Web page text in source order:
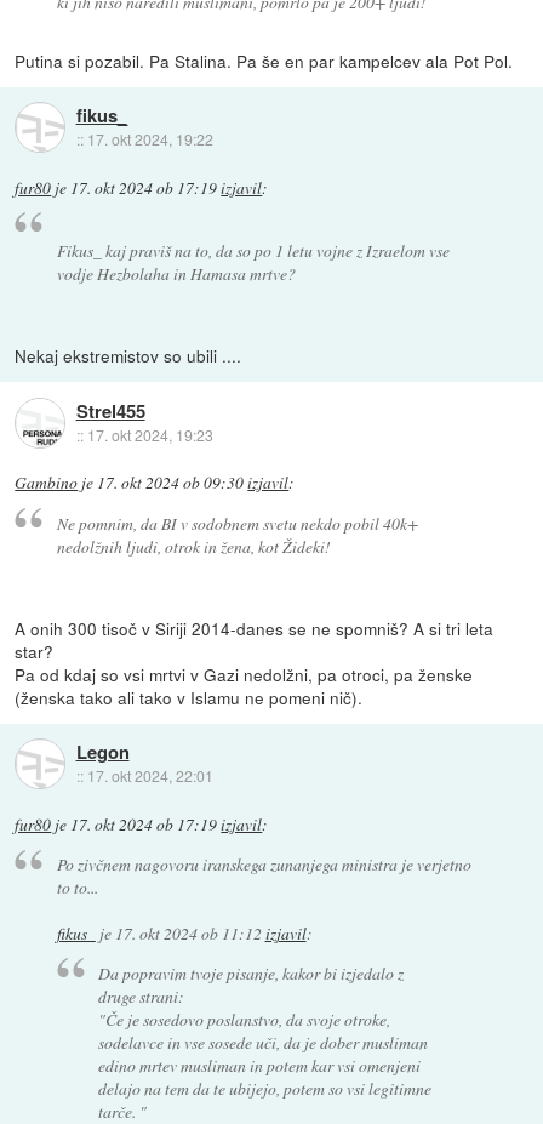
Putina si pozabil. Pa Stalina. Pa še en par kampelcev ala Pot Pol.
fikus_
:: 17. okt 2024, 19:22
fur80 je 17. okt 2024 ob 17:19izjavil:
Fikus_ kaj praviš na to, da so po 1 letu vojne z Izraelom vse
vodje Hezbolaha in Hamasa mrtve?
Nekaj ekstremistov so ubili ....
Strel455
:: 17. okt 2024, 19:23
Gambino je 17. okt 2024 ob 09:30izjavil:
Ne pomnim, da BI v sodobnem svetu nekdo pobil 40k+
nedolžnih ljudi, otrok in žena, kot Žideki!
A onih 300 tisoč v Siriji 2014-danes se ne spomniš? A si tri leta
star?
Pa od kdaj so vsi mrtvi v Gazi nedolžni, pa otroci, pa ženske
(ženska tako ali tako v Islamu ne pomeni nič).
Legon
:: 17. okt 2024, 22:01
fur80 je 17. okt 2024 ob 17:19izjavil:
Po zivčnem nagovoru iranskega zunanjega ministra je verjetno
to to...
fikus_ je 17. okt 2024 ob 11:12 izjavil:
Da popravim tvoje pisanje, kakor bi izjedalo z
druge strani:
"Če je sosedovo poslanstvo, da svoje otroke,
sodelavce in vse sosede uči, da je dober musliman
edino mrtev musliman in potem kar vsi omenjeni
delajo na tem da te ubijejo, potem so vsi legitimne
tarče. "